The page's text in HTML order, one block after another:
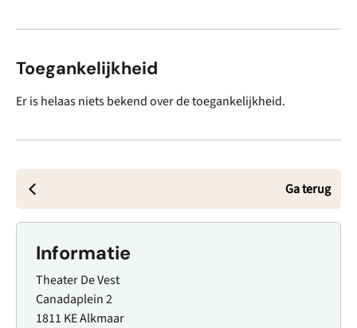
Toegankelijkheid
Er is helaas niets bekend over de toegankelijkheid.
Ga terug
Informatie
Theater De Vest
Canadaplein 2
1811 KE Alkmaar